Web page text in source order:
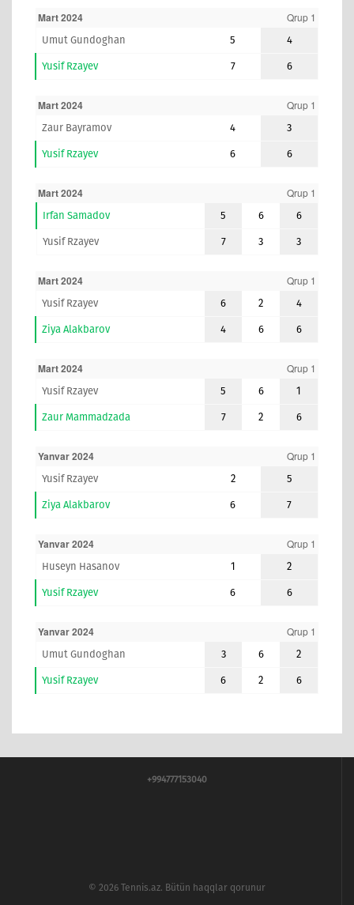
Mart 2024 Qrup 1
Umut Gundoghan 5 4
Yusif Rzayev 7 6
Mart 2024 Qrup 1
Zaur Bayramov 4 3
Yusif Rzayev 6 6
Mart 2024 Qrup 1
Irfan Samadov 5 6 6
Yusif Rzayev 7 3 3
Mart 2024 Qrup 1
Yusif Rzayev 6 2 4
Ziya Alakbarov 4 6 6
Mart 2024 Qrup 1
Yusif Rzayev 5 6 1
Zaur Mammadzada 7 2 6
Yanvar 2024 Qrup 1
Yusif Rzayev 2 5
Ziya Alakbarov 6 7
Yanvar 2024 Qrup 1
Huseyn Hasanov 1 2
Yusif Rzayev 6 6
Yanvar 2024 Qrup 1
Umut Gundoghan 3 6 2
Yusif Rzayev 6 2 6
+994777153040
© 2026 Tennis.az. Bütün haqqlar qorunur